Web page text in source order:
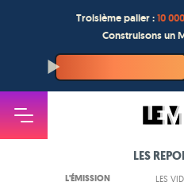
Troisième palier :10
Construisons un
LES
L'ÉMISSION LES